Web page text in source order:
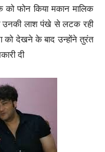
फोन किया मकान मालिक
उनकी लाश पंखे से लटक रही
देखने के बाद उन्होंने तुरंत
दी